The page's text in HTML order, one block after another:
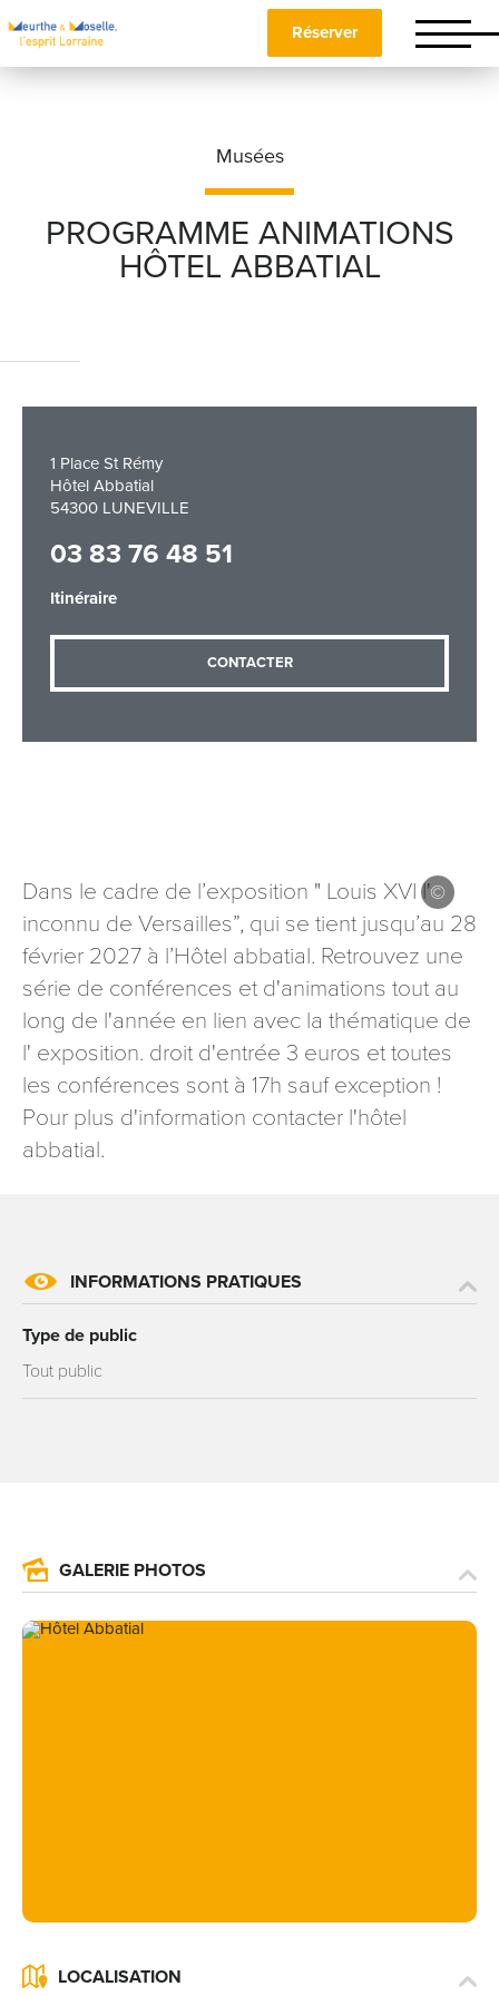
Réserver
Musées
PROGRAMME ANIMATIONS
HÔTEL ABBATIAL
1 Place St Rémy
Hôtel Abbatial
54300 LUNEVILLE
03 83 76 48 51
Itinéraire
CONTACTER
Dans le cadre de l’exposition " Louis XVI l'
inconnu de Versailles”, qui se tient jusqu’au 28
février 2027 à l’Hôtel abbatial. Retrouvez une
série de conférences et d'animations tout au
long de l'année en lien avec la thématique de
l' exposition. droit d'entrée 3 euros et toutes
les conférences sont à 17h sauf exception !
Pour plus d'information contacter l'hôtel
abbatial.
INFORMATIONS PRATIQUES
Type de public
Tout public
GALERIE PHOTOS
LOCALISATION
Téléphone
Message*
nécessaires au traitement de votre demande (sauf
mention contraire). Vous disposez d’un droit d’accès, de
rectification et d’opposition aux données vous concernant,
courriel à tourisme@departement54.fr ou par courrier
signé accompagné de la copie d’un titre d’identité à
l’adresse suivante : Meurthe & Moselle Tourisme - 48
esplanade Jacques-Baudot CO 90019 54035 NANCY
cedex
reCAPTCHA